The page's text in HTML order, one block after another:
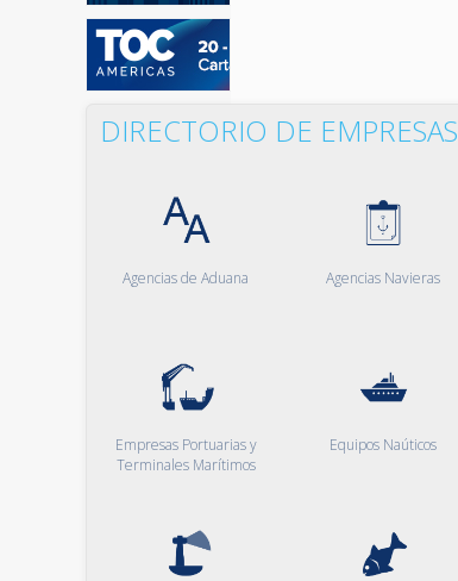
DIRECTORIO DE EMPRESAS
Agencias de Aduana Agencias Navieras
Empresas Portuarias y
Terminales Marítimos
Equipos Naúticos